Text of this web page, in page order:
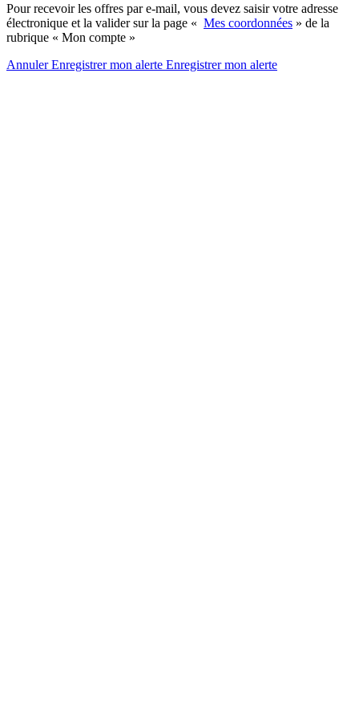
Pour recevoir les offres par e-mail, vous devez saisir votre adresse
électronique et la valider sur la page « Mes coordonnées » de la
rubrique « Mon compte »
AnnulerEnregistrer mon alerte Enregistrermon alerte